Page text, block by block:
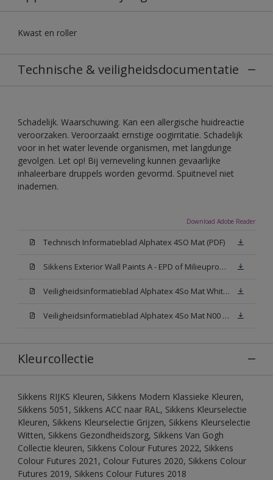
Kwast en roller
Technische & veiligheidsdocumentatie
Schadelijk. Waarschuwing. Kan een allergische huidreactie
veroorzaken. Veroorzaakt ernstige oogirritatie. Schadelijk
voor in het water levende organismen, met langdurige
gevolgen. Let op! Bij verneveling kunnen gevaarlijke
inhaleerbare druppels worden gevormd. Spuitnevel niet
inademen.
Download Adobe Reader
Technisch Informatieblad Alphatex 4SO Mat (PDF)
Sikkens Exterior Wall Paints A - EPD of Milieuproductverklaring
Veiligheidsinformatieblad Alphatex 4So Mat White W05 (MSDS)
Veiligheidsinformatieblad Alphatex 4So Mat N00 (MSDS)
Kleurcollectie
Sikkens RIJKS Kleuren, Sikkens Modern Klassieke Kleuren,
Sikkens 5051, Sikkens ACC naar RAL, Sikkens Kleurselectie
Kleuren, Sikkens Kleurselectie Grijzen, Sikkens Kleurselectie
Witten, Sikkens Gezondheidszorg, Sikkens Van Gogh
Collectie kleuren, Sikkens Colour Futures 2022, Sikkens
Colour Futures 2021, Colour Futures 2020, Sikkens Colour
Futures 2019, Sikkens Colour Futures 2018